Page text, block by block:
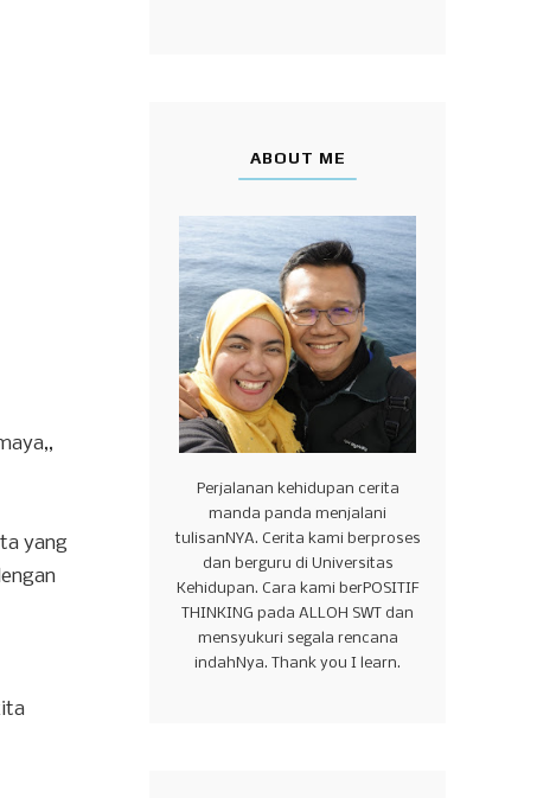
yang
ABOUT ME
Perjalanan kehidupan cerita
manda panda menjalani
tulisanNYA. Cerita kami berproses
dan berguru di Universitas
Kehidupan. Cara kami berPOSITIF
THINKING pada ALLOH SWT dan
mensyukuri segala rencana
indahNya. Thank you I learn.